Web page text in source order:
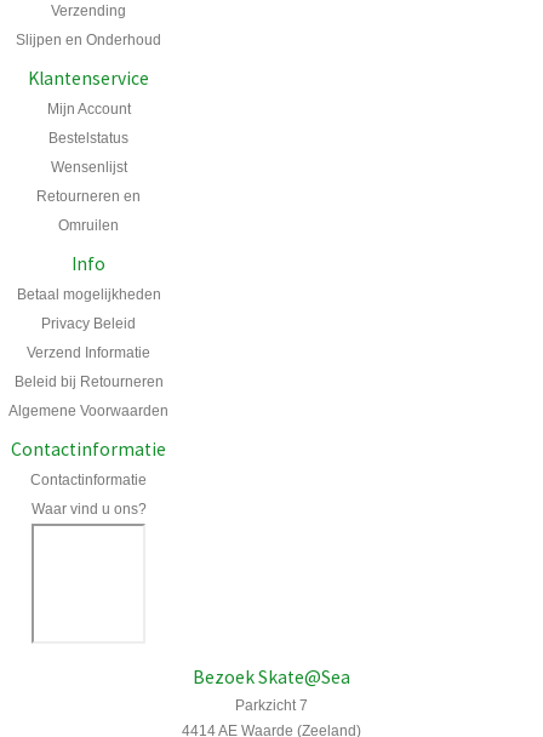
Verzending
Slijpen en Onderhoud
Klantenservice
Mijn Account
Bestelstatus
Wensenlijst
Retourneren en
Omruilen
Info
Betaal mogelijkheden
Privacy Beleid
Verzend Informatie
Beleid bij Retourneren
Algemene Voorwaarden
Contactinformatie
Contactinformatie
Waar vind u ons?
Bezoek Skate@Sea
Parkzicht 7
4414 AE Waarde (Zeeland)